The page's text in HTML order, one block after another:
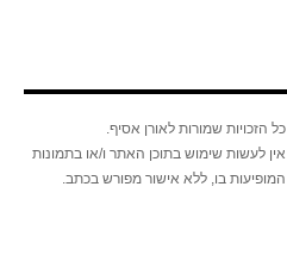
כל הזכויות שמורות לאורן אסיף.
אין לעשות שימוש בתוכן האתר ו/או בתמונות
המופיעות בו, ללא אישור מפורש בכתב.